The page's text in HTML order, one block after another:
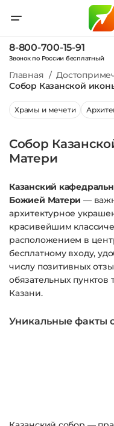
8-800-700-15-91
Звонок по России бесплатный
Главная /
Собор Казанской
Храмы и мечети
Собор
Матери
Казанский
Божией Матери —
архитектурное
красивейшим
расположением в
бесплатному входу,
числу позитивных
обязательных
Казани.
Уникальные факты